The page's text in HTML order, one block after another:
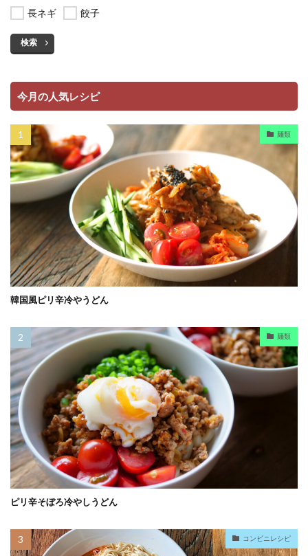
長ネギ 餃子
検索
今月の人気レシピ
麺類
韓国風ピリ辛冷やうどん
麺類
ピリ辛そぼろ冷やしうどん
コンビニレシピ